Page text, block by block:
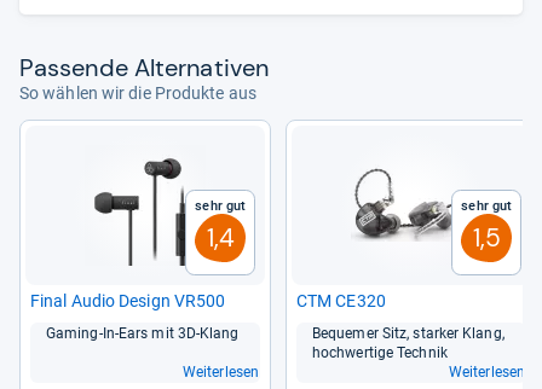
Pas­sende Alter­na­ti­ven
So wählen wir die Produkte aus
Sehr gut
1,4
Final Audio Design VR500
Gaming-​In-​Ears mit 3D-​Klang
Weiterlesen
Sehr gut
1,5
CTM CE320
Beque­mer Sitz, star­ker Klang,
hoch­wer­tige Tech­nik
Weiterlesen